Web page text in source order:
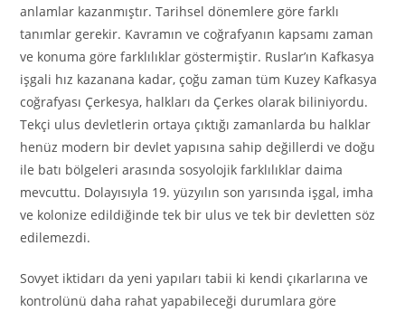
anlamlar kazanmıştır. Tarihsel dönemlere göre farklı
tanımlar gerekir. Kavramın ve coğrafyanın kapsamı zaman
ve konuma göre farklılıklar göstermiştir. Ruslar’ın Kafkasya
işgali hız kazanana kadar, çoğu zaman tüm Kuzey Kafkasya
coğrafyası Çerkesya, halkları da Çerkes olarak biliniyordu.
Tekçi ulus devletlerin ortaya çıktığı zamanlarda bu halklar
henüz modern bir devlet yapısına sahip değillerdi ve doğu
ile batı bölgeleri arasında sosyolojik farklılıklar daima
mevcuttu. Dolayısıyla 19. yüzyılın son yarısında işgal, imha
ve kolonize edildiğinde tek bir ulus ve tek bir devletten söz
edilemezdi.
Sovyet iktidarı da yeni yapıları tabii ki kendi çıkarlarına ve
kontrolünü daha rahat yapabileceği durumlara göre